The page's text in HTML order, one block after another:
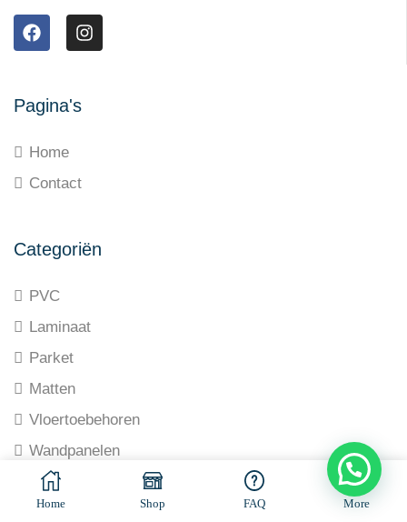
Home Shop FAQ More
Pagina's
Home
Contact
Categoriën
PVC
Laminaat
Parket
Matten
Vloertoebehoren
Wandpanelen
© All rights reserved. Made by Ramaekers-Consultancy